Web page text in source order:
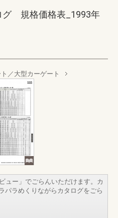
グ 規格価格表_1993年
／大型カーゲート
ュー」でごらんいただけます。カ
パラめくりながらカタログをごら